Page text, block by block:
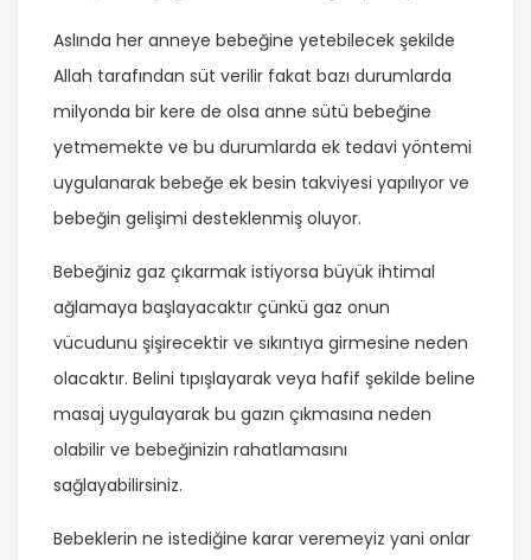
Aslında her anneye bebeğine yetebilecek şekilde
Allah tarafından süt verilir fakat bazı durumlarda
milyonda bir kere de olsa anne sütü bebeğine
yetmemekte ve bu durumlarda ek tedavi yöntemi
uygulanarak bebeğe ek besin takviyesi yapılıyor ve
bebeğin gelişimi desteklenmiş oluyor.
Bebeğiniz gaz çıkarmak istiyorsa büyük ihtimal
ağlamaya başlayacaktır çünkü gaz onun
vücudunu şişirecektir ve sıkıntıya girmesine neden
olacaktır. Belini tıpışlayarak veya hafif şekilde beline
masaj uygulayarak bu gazın çıkmasına neden
olabilir ve bebeğinizin rahatlamasını
sağlayabilirsiniz.
Bebeklerin ne istediğine karar veremeyiz yani onlar